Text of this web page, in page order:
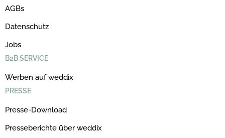
AGBs
Datenschutz
Jobs
B2B SERVICE
Werben auf weddix
PRESSE
Presse-Download
Presseberichte über weddix